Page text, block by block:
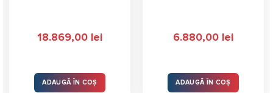
18.869,00 lei
ADAUGĂ ÎN COȘ
6.880,00 lei
ADAUGĂ ÎN COȘ